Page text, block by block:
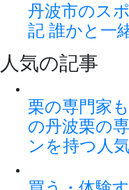
丹波市のス
記 誰かと一
人気の記事
栗の専門家
の丹波栗の
ンを持つ人